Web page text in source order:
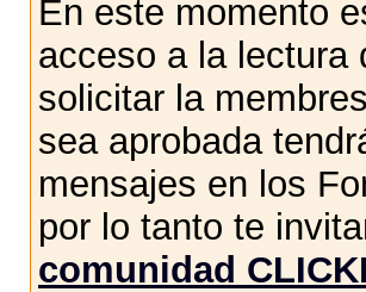
En este momento
acceso a la
solicitar la
sea aprobada
mensajes en los
por lo tanto te
comunidad